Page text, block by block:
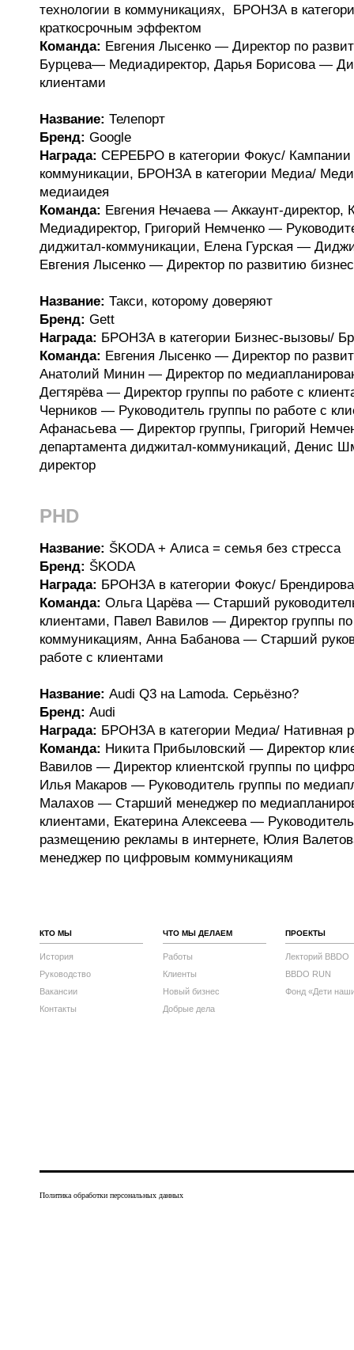
технологии в коммуникациях, БРОНЗА в
краткосрочным эффектом
Команда: Евгения Лысенко — Директор по
Бурцева— Медиадиректор, Дарья Борисова —
клиентами
Название: Телепорт
Бренд: Google
Награда: СЕРЕБРО в категории Фокус/
коммуникации, БРОНЗА в категории Медиа/
медиаидея
Команда: Евгения Нечаева — Аккаунт-
Медиадиректор, Григорий Немченко —
диджитал-коммуникации, Елена Гурская —
Евгения Лысенко — Директор по развитию
Название: Такси, которому доверяют
Бренд: Gett
Награда: БРОНЗА в категории Бизнес-вызовы/
Команда: Евгения Лысенко — Директор по
Анатолий Минин — Директор по
Дегтярёва — Директор группы по работе с
Черников — Руководитель группы по работе с
Афанасьева — Директор группы, Григорий
департамента диджитал-коммуникаций, Денис
директор
PHD
Название: ŠKODA + Алиса = семья без стресса
Бренд: ŠKODA
Награда: БРОНЗА в категории Фокус/
Команда: Ольга Царёва — Cтарший
клиентами, Павел Вавилов — Директор группы
коммуникациям, Анна Бабанова — Старший
работе с клиентами
Название: Audi Q3 на Lamoda. Серьёзно?
Бренд: Audi
Награда: БРОНЗА в категории Медиа/ Нативная
Команда: Никита Прибыловский — Директор
Вавилов — Директор клиентской группы по
Илья Макаров — Руководитель группы по
Малахов — Старший менеджер по
клиентами, Екатерина Алексеева —
размещению рекламы в интернете, Юлия
менеджер по цифровым коммуникациям
КТО МЫ
История
Руководство
Вакансии
Контакты
ЧТО МЫ ДЕЛАЕМ
Работы
Клиенты
Новый бизнес
Добрые дела
ПРОЕКТЫ
Лекторий BBDO
BBDO RUN
Фонд «Дети
Политика обработки персональных данных